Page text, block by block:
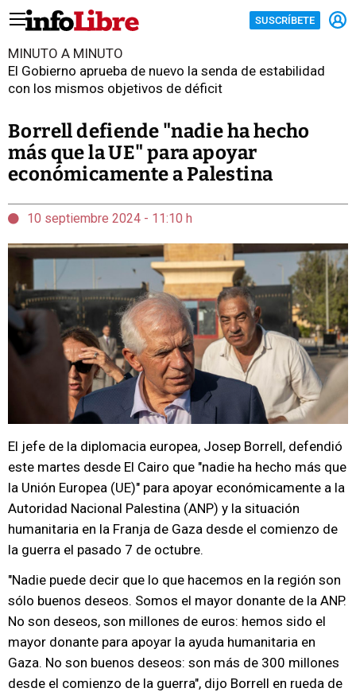
SUSCRÍBETE
MINUTO A MINUTO
El Gobierno aprueba de nuevo la senda de estabilidad
con los mismos objetivos de déficit
Borrell defiende "nadie ha hecho
más que la UE" para apoyar
económicamente a Palestina
10 septiembre 2024 - 11:10 h
El jefe de la diplomacia europea, Josep Borrell, defendió
este martes desde El Cairo que "nadie ha hecho más que
la Unión Europea (UE)" para apoyar económicamente a la
Autoridad Nacional Palestina (ANP) y la situación
humanitaria en la Franja de Gaza desde el comienzo de
la guerra el pasado 7 de octubre.
"Nadie puede decir que lo que hacemos en la región son
sólo buenos deseos. Somos el mayor donante de la ANP.
No son deseos, son millones de euros: hemos sido el
mayor donante para apoyar la ayuda humanitaria en
Gaza. No son buenos deseos: son más de 300 millones
desde el comienzo de la guerra", dijo Borrell en rueda de